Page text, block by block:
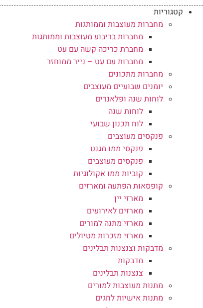
קטגוריות
מחברות מעוצבות וממותגות
מחברות בריבוע מעוצבות וממותגות
מחברת כריכה קשה עם עט
מחברות עם עט – נייר ממוחזר
מחברות מתכונים
יומנים שבועיים מעוצבים
לוחות שנה ופלאנרים
לוחות שנה
לוח תכנון שבועי
פנקסים מעוצבים
פנקסי ממו מגנט
פנקסים מעוצבים
קוביות ממו אקולוגיות
קופסאות הפתעה ומארזים
מארזי יין
מארזים לאירועים
מארזי מתנה למורים
מארזי מזכרות מטיולים
מדבקות וצנצנות תבלינים
מדבקות
צנצנות תבלינים
מתנות מעוצבות למורים
מתנות אישיות לחגים